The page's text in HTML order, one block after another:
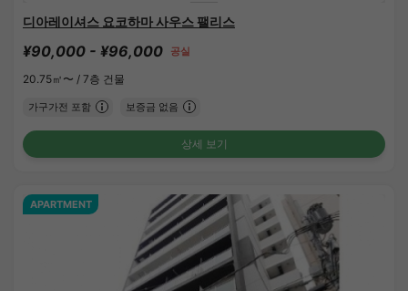
디아레이셔스 요코하마 사우스 팰리스
¥90,000 - ¥96,000 공실
20.75㎡〜 / 7층 건물
가구가전 포함 보증금 없음
상세 보기
APARTMENT